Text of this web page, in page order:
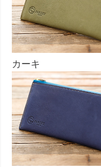
カーキ